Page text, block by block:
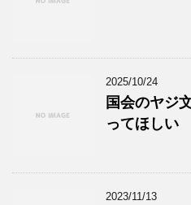
2025/10/24
国会のヤジ
ってほしい
2023/11/13